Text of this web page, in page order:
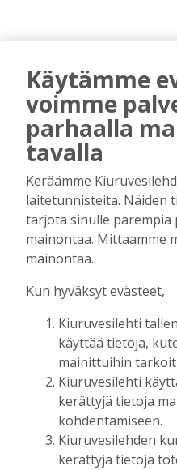
AIEMMIN AIHEESTA
uudet
rehtori Maija-
kuitenkin
Tilaajille
Aku Laatikainen
Uuden
Tilaajille
Hanna Soini
Kauppojen
sallittiin 1860-
kaupanteko
Tilaajille
Jouko Kokkonen
Käytämme
voimme
parhaalla
tavalla
Keräämme
laitetunnisteita. Näiden
tarjota sinulle parempia
mainontaa. Mittaamme
mainontaa.
Kun hyväksyt evästeet,
Kiuruvesilehti
käyttää tietoja,
mainittuihin
Kiuruvesilehti
kerättyjä tietoja
kohdentamiseen.
Kiuruvesilehden
kerättyjä tietoja